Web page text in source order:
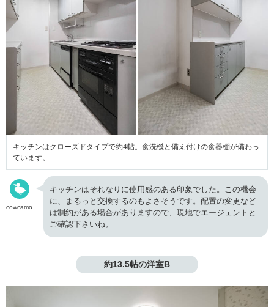
キッチンはクローズドタイプで約4帖。食洗機と備え付けの食器棚が備わっ
ています。
cowcamo
キッチンはそれなりに使用感のある印象でした。この機会
に、まるっと交換するのもよさそうです。配置の変更など
は制約がある場合がありますので、現地でエージェントと
ご確認下さいね。
約13.5帖の洋室B